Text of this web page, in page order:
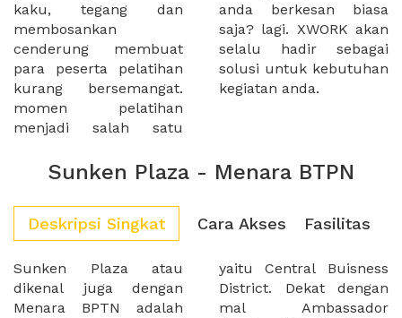
kaku, tegang dan
membosankan
cenderung membuat
para peserta pelatihan
kurang bersemangat.
momen pelatihan
menjadi salah satu
anda berkesan biasa
saja? lagi. XWORK akan
selalu hadir sebagai
solusi untuk kebutuhan
kegiatan anda.
Sunken Plaza - Menara BTPN
Deskripsi Singkat Cara Akses Fasilitas
Sunken Plaza atau
dikenal juga dengan
Menara BPTN adalah
yaitu Central Buisness
District. Dekat dengan
mal Ambassador